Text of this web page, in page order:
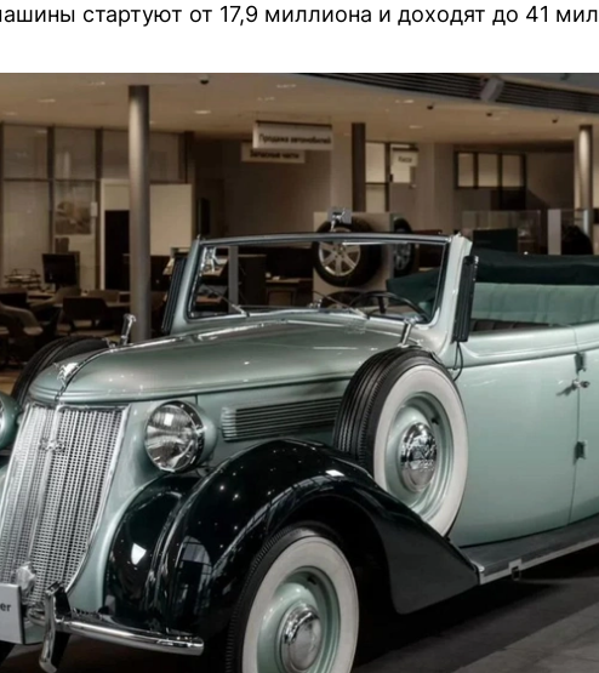
стартуют от 17,9 миллиона и доходят до 41